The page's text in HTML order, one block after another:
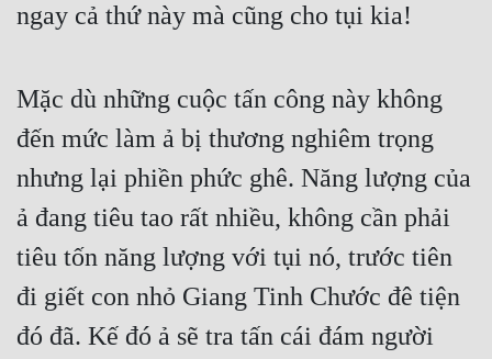
ngay cả thứ này mà cũng cho tụi kia!
Mặc dù những cuộc tấn công này không
đến mức làm ả bị thương nghiêm trọng
nhưng lại phiền phức ghê. Năng lượng của
ả đang tiêu tao rất nhiều, không cần phải
tiêu tốn năng lượng với tụi nó, trước tiên
đi giết con nhỏ Giang Tinh Chước đê tiện
đó đã. Kế đó ả sẽ tra tấn cái đám người